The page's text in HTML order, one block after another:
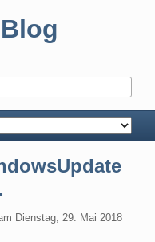
Dienstag, 29. Mai 2018